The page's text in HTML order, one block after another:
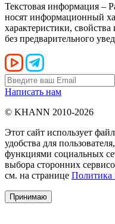
Текстовая информация –
носят информационный
характеристики,
без предварительного
Написать нам
© KHANN 2010-2026
Этот сайт использует
удобства для
функциями социальных
выбора сторонних
см. на странице Политика
Принимаю